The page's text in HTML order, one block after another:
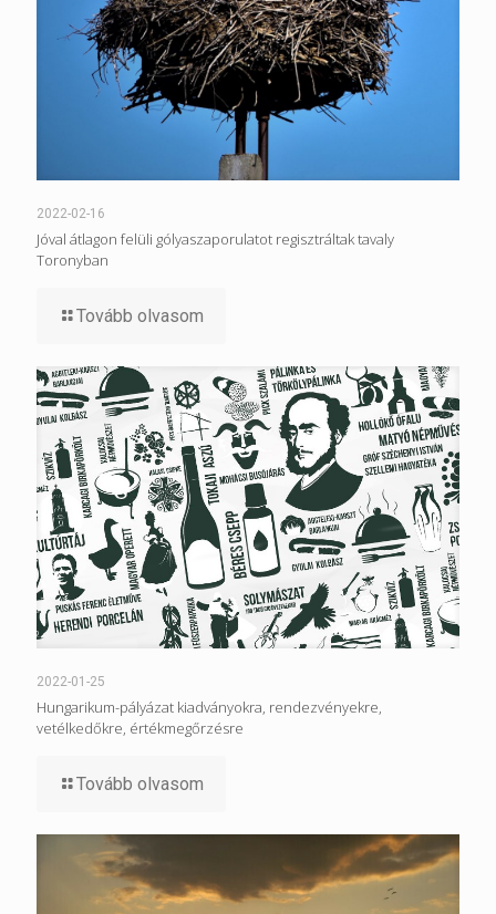
2022-02-16
Jóval átlagon felüli gólyaszaporulatot regisztráltak tavaly
Toronyban
Tovább olvasom
2022-01-25
Hungarikum-pályázat kiadványokra, rendezvényekre,
vetélkedőkre, értékmegőrzésre
Tovább olvasom